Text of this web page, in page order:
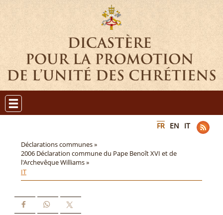
FR EN IT
Déclarations communes »
2006 Déclaration commune du Pape Benoît XVI et de
l'Archevêque Williams »
IT